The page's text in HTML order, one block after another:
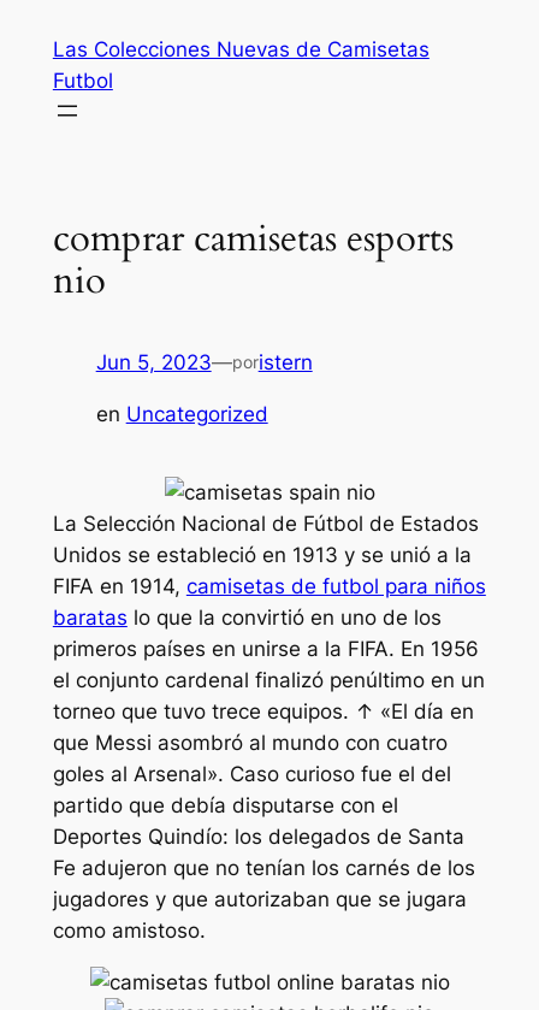
contenido
Las Colecciones Nuevas de Camisetas
Futbol
comprar camisetas esports
nio
Jun 5, 2023—poristern
en Uncategorized
La Selección Nacional de Fútbol de Estados
Unidos se estableció en 1913 y se unió a la
FIFA en 1914, camisetas de futbol para niños
baratas lo que la convirtió en uno de los
primeros países en unirse a la FIFA. En 1956
el conjunto cardenal finalizó penúltimo en un
torneo que tuvo trece equipos. ↑ «El día en
que Messi asombró al mundo con cuatro
goles al Arsenal». Caso curioso fue el del
partido que debía disputarse con el
Deportes Quindío: los delegados de Santa
Fe adujeron que no tenían los carnés de los
jugadores y que autorizaban que se jugara
como amistoso.